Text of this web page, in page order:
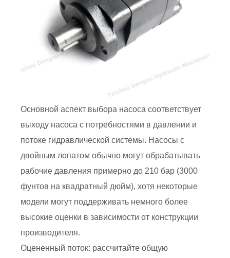
Основной аспект выбора насоса соответствует
выходу насоса с потребностями в давлении и
потоке гидравлической системы. Насосы с
двойным лопатом обычно могут обрабатывать
рабочие давления примерно до 210 бар (3000
фунтов на квадратный дюйм), хотя некоторые
модели могут поддерживать немного более
высокие оценки в зависимости от конструкции
производителя.
Оцененный поток: рассчитайте общую